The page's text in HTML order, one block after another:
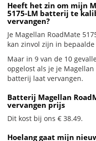
Heeft het zin om mijn
5175-LM batterij te
vervangen?
Je Magellan RoadMate
kan zinvol zijn in
Maar in 9 van de 10
opgelost als je je Magellan
batterij laat vervangen.
Batterij Magellan
vervangen prijs
Dit kost bij ons € 38.49.
Hoelang gaat mijn